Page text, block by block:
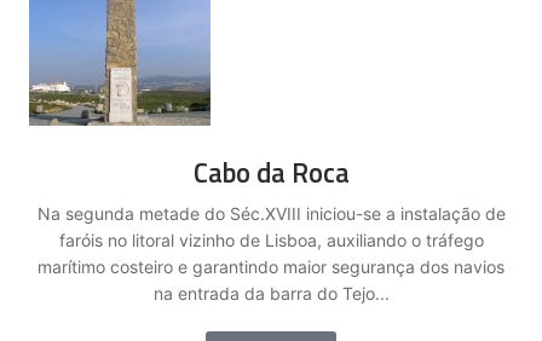
Cabo da Roca
Na segunda metade do Séc.XVIII iniciou-se a instalação de
faróis no litoral vizinho de Lisboa, auxiliando o tráfego
marítimo costeiro e garantindo maior segurança dos navios
na entrada da barra do Tejo...